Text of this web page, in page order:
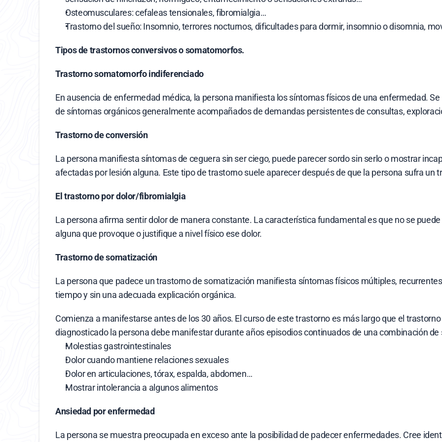
Osteomusculares: cefaleas tensionales, fibromialgia…
Trastorno del sueño: Insomnio, terrores nocturnos, dificultades para dormir, insomnio o disomnia,
Tipos de trastornos conversivos o somatomorfos.
Trastorno somatomorfo indiferenciado
En ausencia de enfermedad médica, la persona manifiesta los síntomas físicos de una enfermedad.
de síntomas orgánicos generalmente acompañados de demandas persistentes de consultas,
Trastorno de conversión
La persona manifiesta síntomas de ceguera sin ser ciego, puede parecer sordo sin serlo o mostrar
afectadas por lesión alguna. Este tipo de trastorno suele aparecer después de que la persona sufra un
El trastorno por dolor/fibromialgia
La persona afirma sentir dolor de manera constante. La característica fundamental es que no se
alguna que provoque o justifique a nivel físico ese dolor.
Trastorno de somatización
La persona que padece un trastorno de somatización manifiesta síntomas físicos múltiples,
tiempo y sin una adecuada explicación orgánica.
Comienza a manifestarse antes de los 30 años. El curso de este trastorno es más largo que el
diagnosticado la persona debe manifestar durante años episodios continuados de una combinación
Molestias gastrointestinales
Dolor cuando mantiene relaciones sexuales
Dolor en articulaciones, tórax, espalda, abdomen…
Mostrar intolerancia a algunos alimentos
Ansiedad por enfermedad
La persona se muestra preocupada en exceso ante la posibilidad de padecer enfermedades. Cree